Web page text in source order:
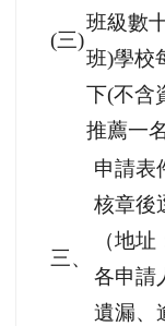
(三)
班級數
班)學校
下(不含
推薦一名
三、
申請表
核章後
（地
各申請
遺漏、